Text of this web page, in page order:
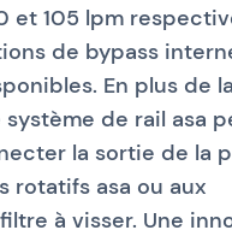
et 105 lpm
de bypass
En plus de
système de rail asa
la sortie de la
rotatifs asa ou aux
à visser. Une